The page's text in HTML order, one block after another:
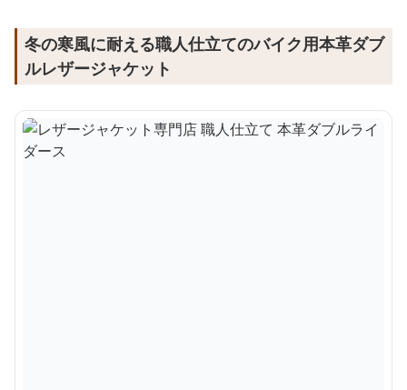
冬の寒風に耐える職人仕立てのバイク用本革ダブ
ルレザージャケット